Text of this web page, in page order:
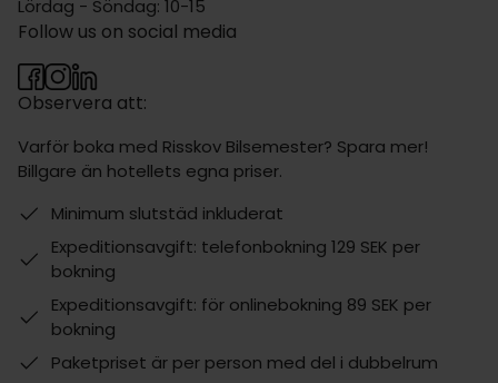
Lördag - Söndag: 10-15
Observera att:
Varför boka med Risskov Bilsemester? Spara mer!
Billgare än hotellets egna priser.
Minimum slutstäd inkluderat
Expeditionsavgift: telefonbokning 129 SEK per
bokning
Expeditionsavgift: för onlinebokning 89 SEK per
bokning
Paketpriset är per person med del i dubbelrum
Follow us on social media